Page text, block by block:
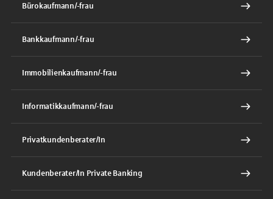
Bürokaufmann/-frau
Bankkaufmann/-frau
Immobilienkaufmann/-frau
Informatikkaufmann/-frau
Privatkundenberater/In
Kundenberater/In Private Banking